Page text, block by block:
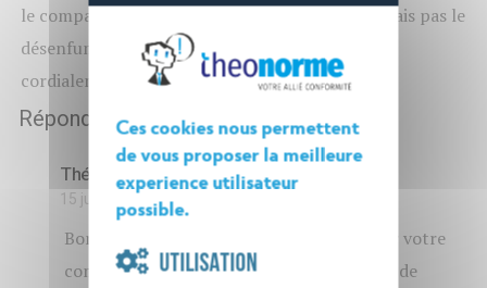
le compartimentage en lieu et place des DAD mais pas le
désenfumage non ? au plaisir de vous lire bien
cordialement
Répondre
Théo Norme
15 juillet 2020
Bonjour Monsieur LAZZARI, et merci pour votre
commentaire. Les exigences du règlement de
Ces cookies nous permettent
de vous proposer la meilleure
experience utilisateur
possible.
UTILISATION